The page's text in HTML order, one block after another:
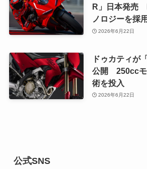
R」日本発売
ノロジーを採用
2026年6月22日
ドゥカティが
公開 250ccモ
術を投入
2026年6月22日
公式SNS